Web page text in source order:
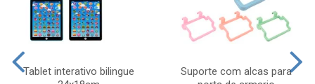
Tablet interativo bilingue
Suporte com alcas para